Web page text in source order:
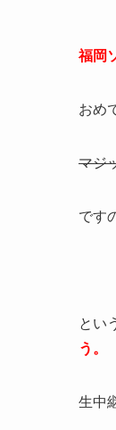
福岡
おめ
マジ
です
とい
う。
生中